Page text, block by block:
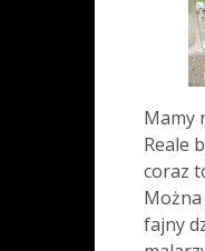
Mamy
Reale
coraz
fajny